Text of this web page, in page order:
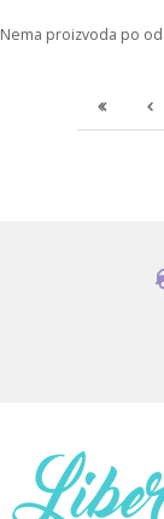
Nema proizvoda po